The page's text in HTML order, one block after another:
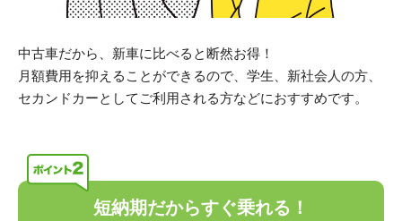
中古車だから、新車に比べると断然お得！
月額費用を抑えることができるので、学生、新社会人の方、
セカンドカーとしてご利用される方などにおすすめです。
短納期だからすぐ乗れる！